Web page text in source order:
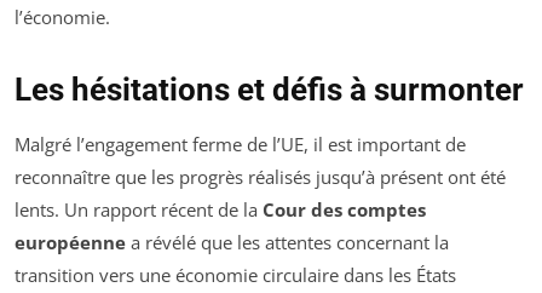
l’économie.
Les hésitations et défis à surmonter
Malgré l’engagement ferme de l’UE, il est important de
reconnaître que les progrès réalisés jusqu’à présent ont été
lents. Un rapport récent de la Cour des comptes
européenne a révélé que les attentes concernant la
transition vers une économie circulaire dans les États